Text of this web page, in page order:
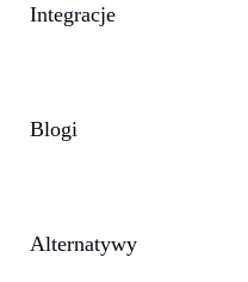
Integracje
Blogi
Alternatywy